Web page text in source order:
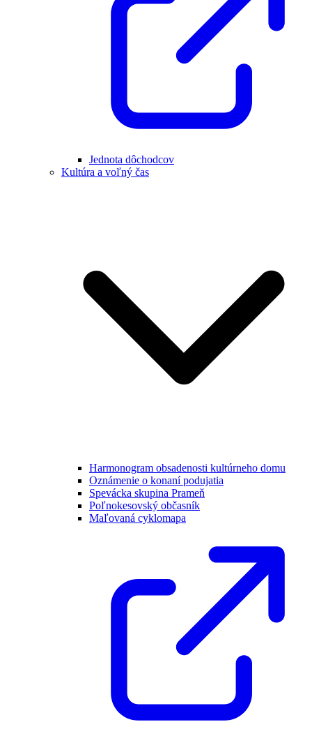
Jednota dôchodcov
Kultúra a voľný čas
Harmonogram obsadenosti kultúrneho domu
Oznámenie o konaní podujatia
Spevácka skupina Prameň
Poľnokesovský občasník
Maľovaná cyklomapa